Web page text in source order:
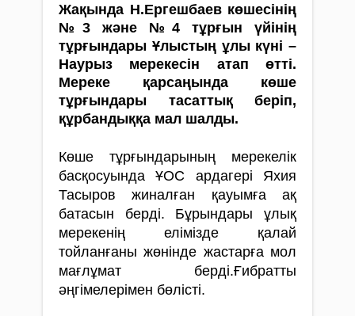
Жақында Н.Ергешбаев көшесінің
№3 және №4 тұрғын үйінің
тұрғындары Ұлыстың ұлы күні –
Наурыз мерекесін атап өтті.
Мереке қарсаңында көше
тұрғындары тасаттық беріп,
құрбандыққа мал шалды.
Көше тұрғындарының мерекелік
бас­қо­суында ҰОС ардагері Яхия
Тасыров жиналған қауымға ақ
батасын берді. Бұрындары ұлық
мерекенің елімізде қалай
тойланғаны жөнінде жастарға мол
мағлұмат берді.Ғибратты
әңгімелерімен бөлісті.